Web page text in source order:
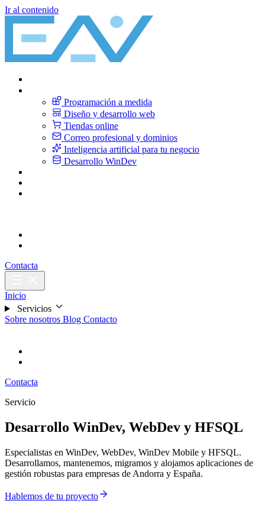
Ir al contenido
Programación a medida
Diseño y desarrollo web
Tiendas online
Correo profesional y dominios
Inteligencia artificial para tu negocio
Desarrollo WinDev
Contacta
Inicio
Servicios
Sobre nosotros Blog Contacto
Contacta
Servicio
Desarrollo WinDev, WebDev y HFSQL
Especialistas en WinDev, WebDev, WinDev Mobile y HFSQL.
Desarrollamos, mantenemos, migramos y alojamos aplicaciones de
gestión robustas para empresas de Andorra y España.
Hablemos de tu proyecto